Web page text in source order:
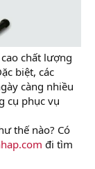
chất lượng
biệt, các
càng nhiều
cụ phục vụ
thế nào? Có
đi tìm